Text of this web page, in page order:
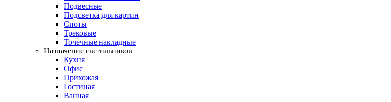
Подвесные
Подсветка для картин
Споты
Трековые
Точечные накладные
Назначение светильников
Кухня
Офис
Прихожая
Гостиная
Ванная